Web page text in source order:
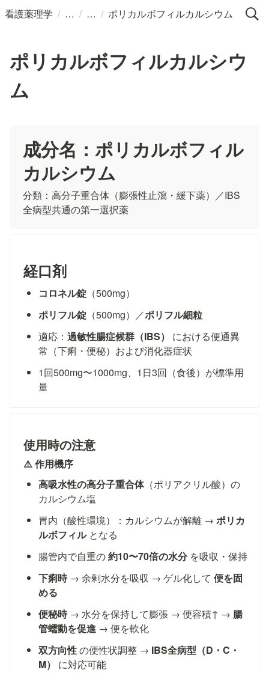
看護薬理学 / / / ポリカルボフィルカルシウム
ポリカルボフィルカルシウ
ム
成分名： ポリカルボフィル
カルシウム
分類：高分子重合体（膨張性止瀉・緩下薬）／IBS
全病型共通の第一選択薬
経口剤
コロネル錠 （500mg）
ポリフル錠 （500mg）／ポリフル細粒
適応：過敏性腸症候群（IBS）
における便通異
常（下痢・便秘）および消化器症状
1回500mg〜1000mg、1日3回（食後）が標準用
量
使用時の注意
⚠️ 作用機序
高吸水性の高分子重合体（ポリアクリル酸）の
カルシウム塩
胃内（酸性環境）：カルシウムが解離 → ポリカ
ルボフィル となる
腸管内で自重の 約10〜70倍の水分 を吸収・保持
下痢時 → 余剰水分を吸収 → ゲル化して 便を固
める
便秘時 → 水分を保持して膨張 → 便容積↑ → 腸
管蠕動を促進 → 便を軟化
双方向性 の便性状調整 → IBS全病型（D・C・
M）
に対応可能